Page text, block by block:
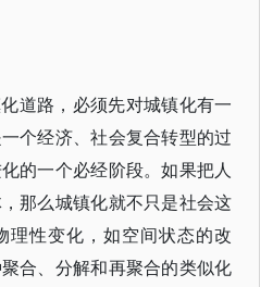
道路，必须先对城镇化有一
个经济、社会复合转型的过
的一个必经阶段。如果把人
那么城镇化就不只是社会这
理性变化，如空间状态的改
合、分解和再聚合的类似化